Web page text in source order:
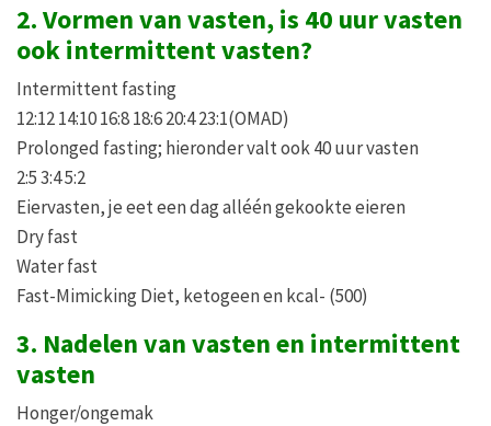
2. Vormen van vasten, is 40 uur vasten
ook intermittent vasten?
Intermittent fasting
12:12 14:10 16:8 18:6 20:4 23:1(OMAD)
Prolonged fasting; hieronder valt ook 40 uur vasten
2:5 3:4 5:2
Eiervasten, je eet een dag alléén gekookte eieren
Dry fast
Water fast
Fast-Mimicking Diet, ketogeen en kcal- (500)
3. Nadelen van vasten en intermittent
vasten
Honger/ongemak